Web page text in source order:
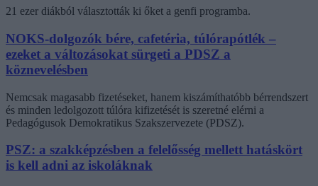
21 ezer diákból választották ki őket a genfi programba.
NOKS-dolgozók bére, cafetéria, túlórapótlék –
ezeket a változásokat sürgeti a PDSZ a
köznevelésben
Nemcsak magasabb fizetéseket, hanem kiszámíthatóbb bérrendszert
és minden ledolgozott túlóra kifizetését is szeretné elérni a
Pedagógusok Demokratikus Szakszervezete (PDSZ).
PSZ: a szakképzésben a felelősség mellett hatáskört
is kell adni az iskoláknak